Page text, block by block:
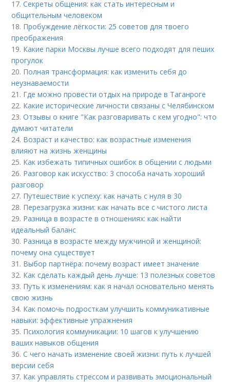
17.Секреты общения: как стать интересным и
общительным человеком
18. Пробуждение лёгкости: 25 советов для твоего
преображения
19. Какие парки Москвы лучше всего подходят для пеших
прогулок
20. Полная трансформация: как изменить себя до
неузнаваемости
21. Где можно провести отдых на природе в Таганроге
22. Какие исторические личности связаны с Челябинском
23.Отзывы о книге "Как разговаривать с кем угодно": что
думают читатели
24. Возраст и качество: как возрастные изменения
влияют на жизнь женщины
25. Как избежать типичных ошибок в общении с людьми
26. Разговор как искусство: 3 способа начать хороший
разговор
27. Путешествие к успеху: как начать с нуля в 30
28. Перезагрузка жизни: как начать все с чистого листа
29. Разница в возрасте в отношениях: как найти
идеальный баланс
30. Разница в возрасте между мужчиной и женщиной:
почему она существует
31. Выбор партнёра: почему возраст имеет значение
32. Как сделать каждый день лучше: 13 полезных советов
33. Путь к изменениям: как я начал основательно менять
свою жизнь
34. Как помочь подросткам улучшить коммуникативные
навыки: эффективные упражнения
35. Психология коммуникации: 10 шагов к улучшению
ваших навыков общения
36.С чего начать изменение своей жизни: путь к лучшей
версии себя
37. Как управлять стрессом и развивать эмоциональный